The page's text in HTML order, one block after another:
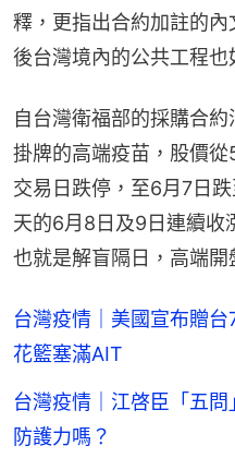
釋，更指出合約加註的
後台灣境內的公共工程也
自台灣衛福部的採購合
掛牌的高端疫苗，股價
交易日跌停，至6月7日
天的6月8日及9日連續收
也就是解盲隔日，高端開
台灣疫情｜美國宣布贈
花籃塞滿AIT
台灣疫情｜江啓臣「五
防護力嗎？